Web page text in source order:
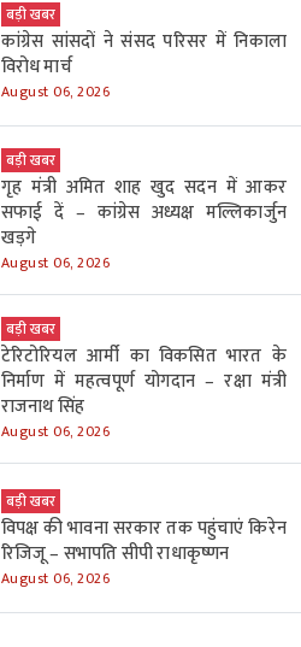
बड़ी खबर
कांग्रेस सांसदों ने संसद परिसर में निकाला
विरोध मार्च
August 06, 2026
बड़ी खबर
गृह मंत्री अमित शाह खुद सदन में आकर
सफाई दें – कांग्रेस अध्यक्ष मल्लिकार्जुन
खड़गे
August 06, 2026
बड़ी खबर
टेरिटोरियल आर्मी का विकसित भारत के
निर्माण में महत्वपूर्ण योगदान – रक्षा मंत्री
राजनाथ सिंह
August 06, 2026
बड़ी खबर
विपक्ष की भावना सरकार तक पहुंचाएं किरेन
रिजिजू – सभापति सीपी राधाकृष्णन
August 06, 2026